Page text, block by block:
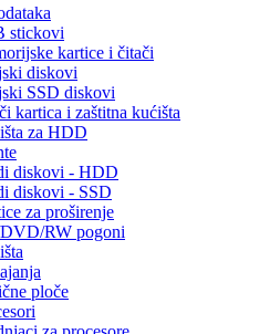
stickovi
kartice i čitači
diskovi
SSD diskovi
kartica i zaštitna kućišta
za HDD
diskovi - HDD
diskovi - SSD
za proširenje
RW pogoni
ploče